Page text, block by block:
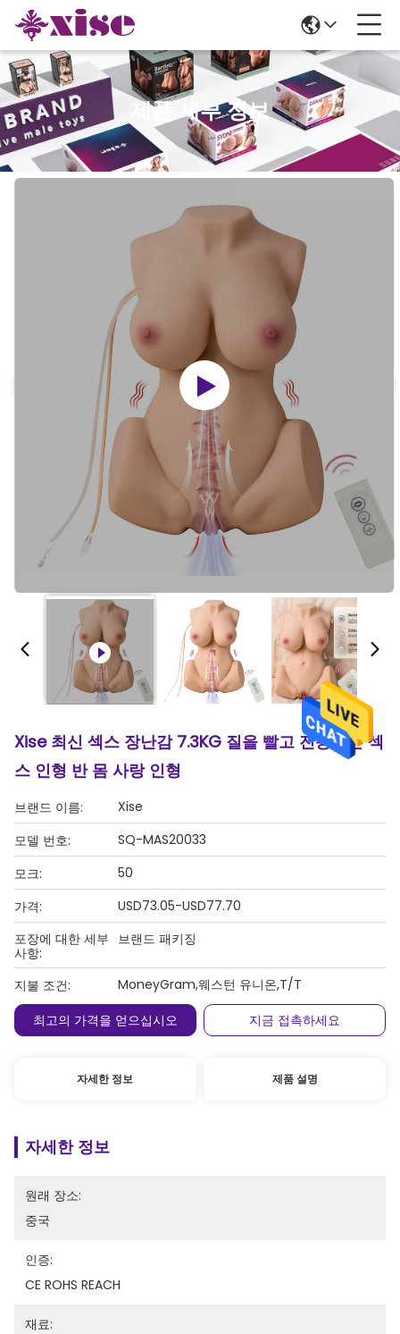
제품 세부 정보
Xise 최신 섹스 장난감 7.3KG 질을 빨고 진동하는 섹
스 인형 반 몸 사랑 인형
브랜드 이름:
Xise
모델 번호:
SQ-MAS20033
모크:
50
가격:
USD73.05-USD77.70
포장에 대한 세부
사항:
브랜드 패키징
지불 조건:
MoneyGram,웨스턴 유니온,T/T
최고의 가격을 얻으십시오
지금 접촉하세요
자세한 정보 제품 설명
자세한 정보
원래 장소:
중국
인증:
CE ROHS REACH
재료: